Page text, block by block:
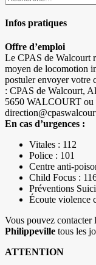
pour
:Infos pratiques
Offre d’emploi
Le CPAS de Walcourt
moyen de locomotion
postuler envoyer votre
: CPAS de Walcourt,
5650 WALCOURT ou
En cas d’urgences :
Vitales : 112
Police : 101
Centre anti-
Child Focus :
Préventions
Écoute violence
Vous pouvez contacter
Philippeville tous les
ATTENTION